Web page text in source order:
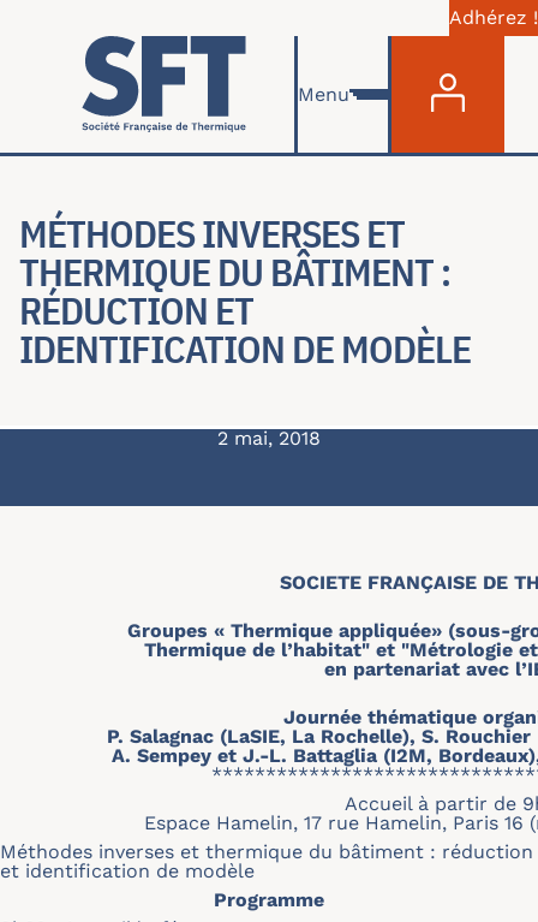
Aller au contenu principal
Adhérez !
Menu
MÉTHODES INVERSES ET
THERMIQUE DU BÂTIMENT :
RÉDUCTION ET
IDENTIFICATION DE MODÈLE
2 mai, 2018
SOCIETE FRANÇAISE DE
Groupes « Thermique appliquée» (sous-
Thermique de l’habitat" et "Métrologie
en partenariat avec
Journée thématique
P. Salagnac (LaSIE, La Rochelle), S.
A. Sempey et J.-L. Battaglia (I2M,
Accueil à partir de
Espace Hamelin, 17 rue Hamelin, Paris
Méthodes inverses et thermique du bâtiment : réduction
et identification de modèle
Programme